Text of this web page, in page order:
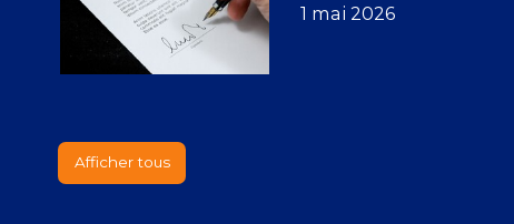
1 mai 2026
Afficher tous